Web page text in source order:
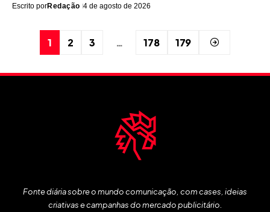
Escrito porRedação 4 de agosto de 2026
1 2 3 … 178 179
Fonte diária sobre o mundo comunicação, com cases, ideias
criativas e campanhas do mercado publicitário.